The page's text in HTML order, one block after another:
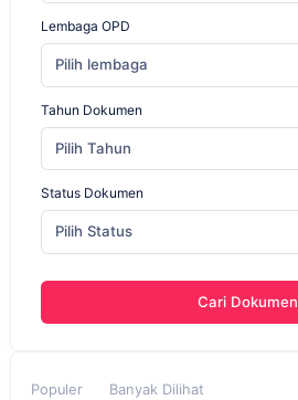
Lembaga OPD
Pilih lembaga
Tahun Dokumen
Pilih Tahun
Status Dokumen
Pilih Status
Cari Dokumen
Populer Banyak Dilihat